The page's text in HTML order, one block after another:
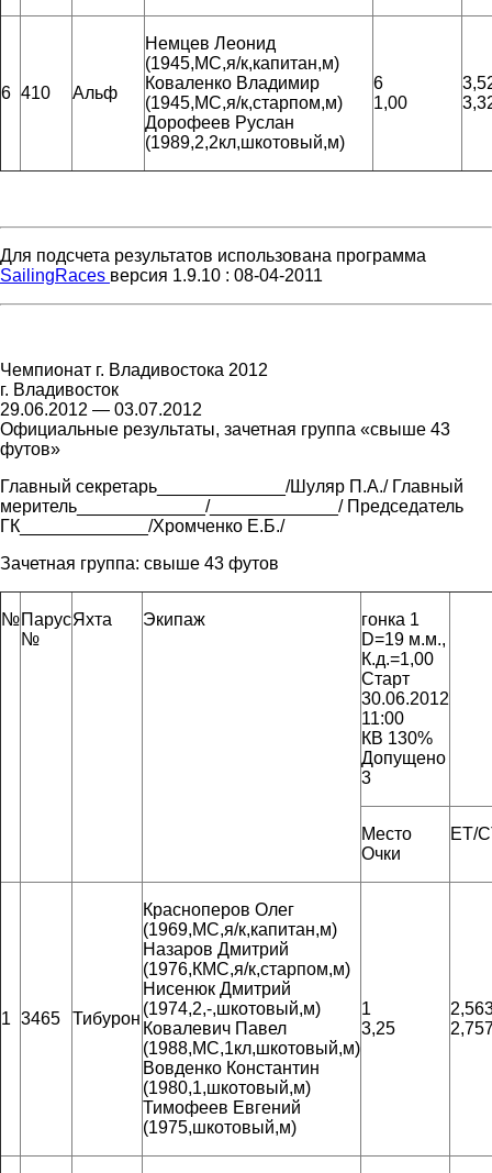
6 410 Альф
Немцев Леонид
(1945,МС,я/к,капитан,м)
Коваленко Владимир
(1945,МС,я/к,старпом,м)
Дорофеев Руслан
(1989,2,2кл,шкотовый,м)
6
1,00
Для подсчета результатов использована программа
SailingRaces версия 1.9.10 : 08-04-2011
Чемпионат г. Владивостока 2012
г. Владивосток
29.06.2012 — 03.07.2012
Официальные результаты, зачетная группа «свыше 43
футов»
Главный секретарь_____________/Шуляр П.А./ Главный
меритель_____________/_____________/ Председатель
ГК_____________/Хромченко Е.Б./
Зачетная группа: свыше 43 футов
№Парус
№
Яхта Экипаж
гонка 1
D=19 м.м.,
К.д.=1,00
Старт
30.06.2012
11:00
КВ 130%
Допущено
3
Место
Очки
ET/
1 3465 Тибурон
Красноперов Олег
(1969,МС,я/к,капитан,м)
Назаров Дмитрий
(1976,КМС,я/к,старпом,м)
Нисенюк Дмитрий
(1974,2,-,шкотовый,м)
Ковалевич Павел
(1988,МС,1кл,шкотовый,м)
Вовденко Константин
(1980,1,шкотовый,м)
Тимофеев Евгений
(1975,шкотовый,м)
1
3,25